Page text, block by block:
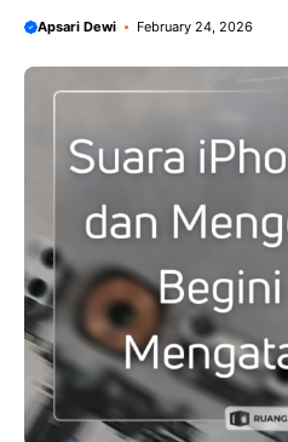
Apsari Dewi February 24, 2026